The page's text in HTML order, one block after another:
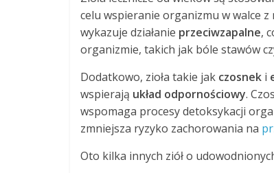
celu wspieranie organizmu w walce
wykazuje działanie przeciwzapalne,
organizmie, takich jak bóle stawów
Dodatkowo, zioła takie jak czosnek i
wspierają układ odpornościowy.
wspomaga procesy detoksykacji
zmniejsza ryzyko zachorowania na
Oto kilka innych ziół o